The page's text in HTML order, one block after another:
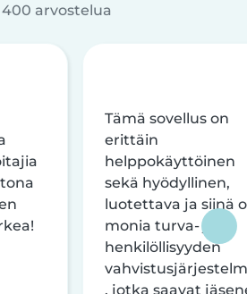
400 arvostelua
Tämä sovellus on
erittäin
helppokäyttöinen
sekä hyödyllinen,
luotettava ja siinä
monia turva- ja
henkilöllisyyden
, jotka saavat